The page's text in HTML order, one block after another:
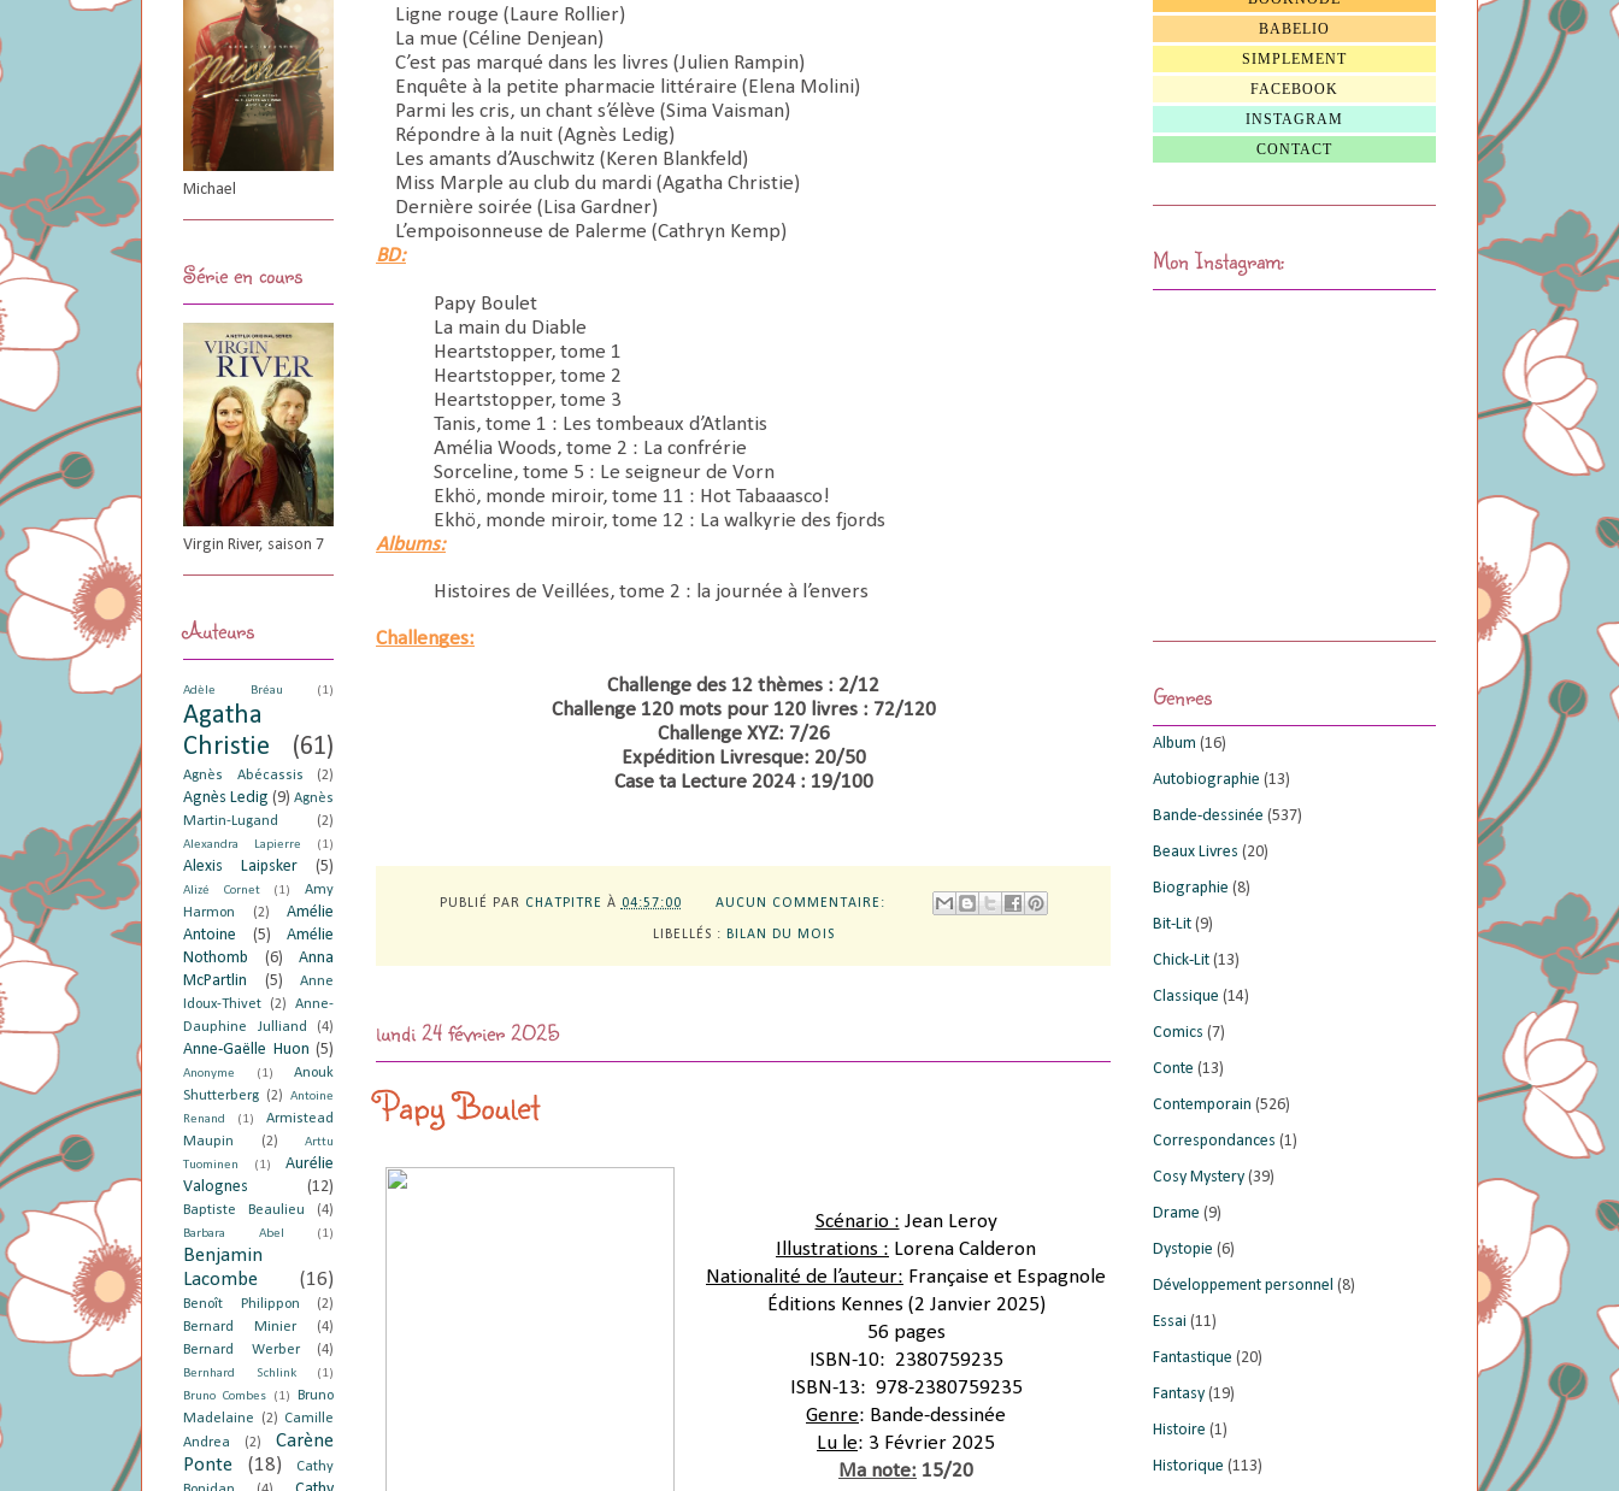
Ligne rouge (Laure Rollier)
La mue (Céline Denjean)
C’est pas marqué dans les livres (Julien Rampin)
Enquête à la petite pharmacie littéraire (Elena Molini)
Parmi les cris, un chant s’élève (Sima Vaisman)
Répondre à la nuit (Agnès Ledig)
Les amants d’Auschwitz (Keren Blankfeld)
Miss Marple au club du mardi (Agatha Christie)
Dernière soirée (Lisa Gardner)
L’empoisonneuse de Palerme (Cathryn Kemp)
BD:
Papy Boulet
La main du Diable
Heartstopper, tome 1
Heartstopper, tome 2
Heartstopper, tome 3
Tanis, tome 1 : Les tombeaux d’Atlantis
Amélia Woods, tome 2 : La confrérie
Sorceline, tome 5 : Le seigneur de Vorn
Ekhö, monde miroir, tome 11 : Hot Tabaaasco!
Ekhö, monde miroir, tome 12 : La walkyrie des fjords
Albums:
Histoires de Veillées, tome 2 : la journée à l’envers
Challenges:
Challenge des 12 thèmes : 2/12
Challenge 120 mots pour 120 livres : 72/120
Challenge XYZ: 7/26
Expédition Livresque: 20/50
Case ta Lecture 2024 : 19/100
PUBLIÉ PAR CHATPITRE À 04:57:00 AUCUN COMMENTAIRE:
LIBELLÉS : BILAN DU MOIS
lundi 24 février 2025
Papy Boulet
Scénario : Jean Leroy
Illustrations : Lorena Calderon
Nationalité de l’auteur: Française et Espagnole
Éditions Kennes (2 Janvier 2025)
56 pages
ISBN-10: 2380759235
ISBN-13: 978-2380759235
Genre: Bande-dessinée
Lu le: 3 Février 2025
Ma note: 15/20
Michael
Série en cours
Virgin River, saison 7
Auteurs
Adèle Bréau (1)
Agatha
Christie
(61)
Agnès Abécassis (2)
Agnès Ledig (9) Agnès
Martin-Lugand
(2)
Alexandra Lapierre (1)
Alexis Laipsker (5)
Alizé Cornet (1)
Amy
Harmon
(2)
Amélie
Antoine
(5)
Amélie
Nothomb
(6)
Anna
McPartlin
(5)
Anne
Idoux-Thivet
(2)
Anne-
Dauphine Julliand
(4)
Anne-Gaëlle Huon (5)
Anonyme (1)
Anouk
Shutterberg (2)
Antoine
Renand
(1)
Armistead
Maupin
(2)
Arttu
Tuominen
(1)
Aurélie
Valognes
(12)
Baptiste Beaulieu (4)
Barbara Abel (1)
Benjamin
Lacombe
(16)
Benoît Philippon
(2)
Bernard Minier
(4)
Bernard Werber
(4)
Bernhard Schlink
(1)
Bruno Combes
(1)
Bruno
Madelaine
(2) Camille
Andrea
(2)
Carène
Ponte
(18)
Cathy
BABELIO
SIMPLEMENT
FACEBOOK
INSTAGRAM
CONTACT
Mon Instagram:
Genres
Album (16)
Autobiographie (13)
Bande-dessinée (537)
Beaux Livres (20)
Biographie (8)
Bit-Lit (9)
Chick-Lit (13)
Classique (14)
Comics (7)
Conte (13)
Contemporain (526)
Correspondances (1)
Cosy Mystery (39)
Drame (9)
Dystopie (6)
Développement personnel (8)
Essai (11)
Fantastique (20)
Fantasy (19)
Histoire (1)
Historique (113)